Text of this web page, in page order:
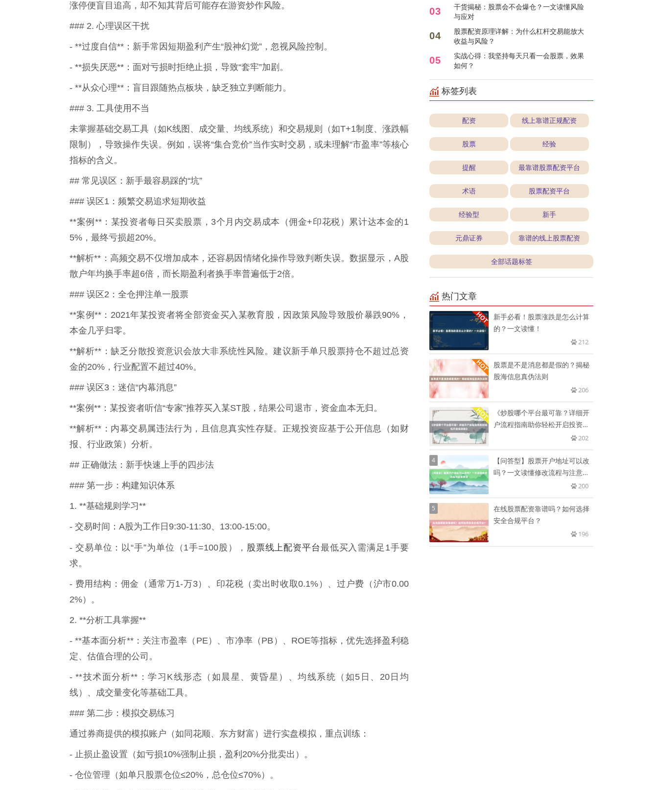
涨停便盲目追高，却不知其背后可能存在游资炒作风险。
### 2. 心理误区干扰
- **过度自信**：新手常因短期盈利产生“股神幻觉”，忽视风险控制。
- **损失厌恶**：面对亏损时拒绝止损，导致“套牢”加剧。
- **从众心理**：盲目跟随热点板块，缺乏独立判断能力。
### 3. 工具使用不当
未掌握基础交易工具（如K线图、成交量、均线系统）和交易规则（如T+1制度、涨跌幅
限制），导致操作失误。例如，误将“集合竞价”当作实时交易，或未理解“市盈率”等核心
指标的含义。
## 常见误区：新手最容易踩的“坑”
### 误区1：频繁交易追求短期收益
**案例**：某投资者每日买卖股票，3个月内交易成本（佣金+印花税）累计达本金的1
5%，最终亏损超20%。
**解析**：高频交易不仅增加成本，还容易因情绪化操作导致判断失误。数据显示，A股
散户年均换手率超6倍，而长期盈利者换手率普遍低于2倍。
### 误区2：全仓押注单一股票
**案例**：2021年某投资者将全部资金买入某教育股，因政策风险导致股价暴跌90%，
本金几乎归零。
**解析**：缺乏分散投资意识会放大非系统性风险。建议新手单只股票持仓不超过总资
金的20%，行业配置不超过40%。
### 误区3：迷信“内幕消息”
**案例**：某投资者听信“专家”推荐买入某ST股，结果公司退市，资金血本无归。
**解析**：内幕交易属违法行为，且信息真实性存疑。正规投资应基于公开信息（如财
报、行业政策）分析。
## 正确做法：新手快速上手的四步法
### 第一步：构建知识体系
1. **基础规则学习**
- 交易时间：A股为工作日9:30-11:30、13:00-15:00。
- 交易单位：以“手”为单位（1手=100股）， 股票线上配资平台最低买入需满足1手要
求。
- 费用结构：佣金（通常万1-万3）、印花税（卖出时收取0.1%）、过户费（沪市0.00
2%）。
2. **分析工具掌握**
- **基本面分析**：关注市盈率（PE）、市净率（PB）、ROE等指标，优先选择盈利稳
定、估值合理的公司。
- **技术面分析**：学习K线形态（如晨星、黄昏星）、均线系统（如5日、20日均
线）、成交量变化等基础工具。
### 第二步：模拟交易练习
通过券商提供的模拟账户（如同花顺、东方财富）进行实盘模拟，重点训练：
- 止损止盈设置（如亏损10%强制止损，盈利20%分批卖出）。
- 仓位管理（如单只股票仓位≤20%，总仓位≤70%）。
03
干货揭秘：股票会不会爆仓？一文读懂风险
与应对
04
股票配资原理详解：为什么杠杆交易能放大
收益与风险？
05
实战心得：我坚持每天只看一会股票，效果
如何？
标签列表
配资 线上靠谱正规配资
股票 经验
提醒 最靠谱股票配资平台
术语 股票配资平台
经验型 新手
元鼎证券 靠谱的线上股票配资
全部话题标签
热门文章
新手必看！股票涨跌是怎么计算
的？一文读懂！
212
股票是不是消息都是假的？揭秘
股海信息真伪法则
206
《炒股哪个平台最可靠？详细开
户流程指南助你轻松开启投资
202
4
【问答型】股票开户地址可以改
吗？一文读懂修改流程与注意事
200
5
在线股票配资靠谱吗？如何选择
安全合规平台？
196